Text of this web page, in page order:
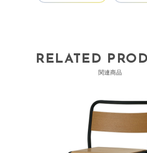
RELATED
関連商品